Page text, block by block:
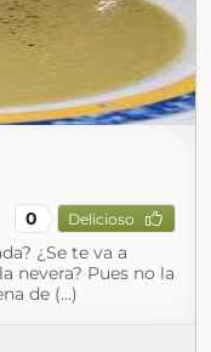
0 Delicioso
¿Se te va a
nevera? Pues no la
de (...)